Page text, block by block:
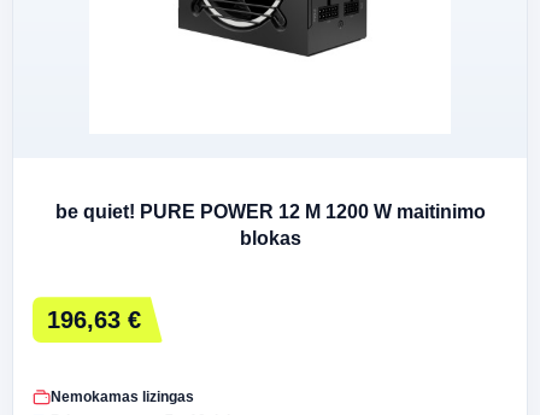
be quiet! PURE POWER 12 M 1200 W maitinimo
blokas
196,63 €
Nemokamas lizingas